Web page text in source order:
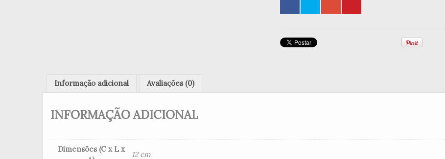
Informação adicional Avaliações (0)
INFORMAÇÃO ADICIONAL
Dimensões (C x L x
12 cm